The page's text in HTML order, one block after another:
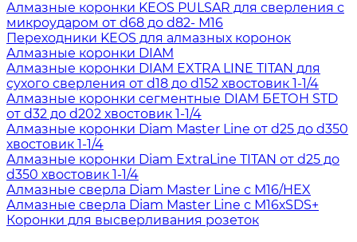
Алмазные коронки KEOS PULSAR для сверления с
микроударом от d68 до d82- М16
Переходники KEOS для алмазных коронок
Алмазные коронки DIAM
Алмазные коронки DIAM EXTRA LINE TITAN для
сухого сверления от d18 до d152 хвостовик 1-1/4
Алмазные коронки сегментные DIAM БЕТОН STD
от d32 до d202 хвостовик 1-1/4
Алмазные коронки Diam Master Line от d25 до d350
хвостовик 1-1/4
Алмазные коронки Diam ExtraLine ТITAN от d25 до
d350 хвостовик 1-1/4
Алмазные сверла Diam Master Line с М16/HEX
Алмазные сверла Diam Master Line с М16хSDS+
Коронки для высверливания розеток